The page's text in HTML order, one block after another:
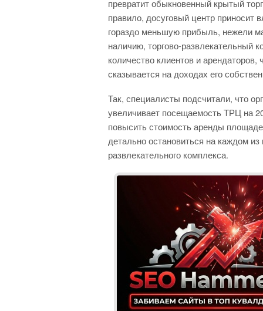
превратит обыкновенный крытый
правило, досуговый центр приносит
гораздо меньшую прибыль, нежели
наличию, торгово-развлекательный
количество клиентов и
сказывается на доходах его
Так, специалисты подсчитали, что
увеличивает посещаемость ТРЦ на
повысить стоимость аренды
детально остановиться на каждом из
развлекательного комплекса.